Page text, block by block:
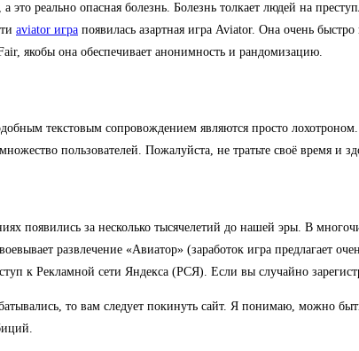
а это реально опасная болезнь. Болезнь толкает людей на
aviator игра появилась азартная игра Aviator. Она очень
якобы она обеспечивает анонимность и рандомизацию.
текстовым сопровождением являются просто
пользователей. Пожалуйста, не тратьте своё время и
появились за несколько тысячелетий до нашей эры. В
развлечение «Авиатор» (заработок игра предлагает
к Рекламной сети Яндекса (РСЯ). Если вы случайно
то вам следует покинуть сайт. Я понимаю, можно